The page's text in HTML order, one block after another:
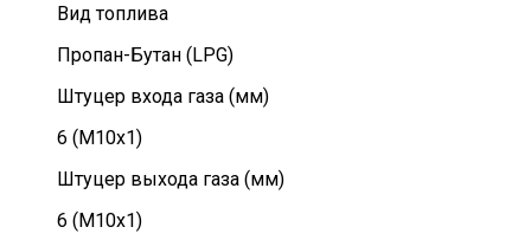
Вид топлива
Пропан-Бутан (LPG)
Штуцер входа газа (мм)
6 (М10х1)
Штуцер выхода газа (мм)
6 (М10х1)